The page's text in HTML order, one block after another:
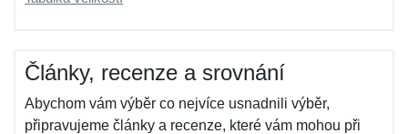
Články, recenze a srovnání
Abychom vám výběr co nejvíce usnadnili výběr,
připravujeme články a recenze, které vám mohou při